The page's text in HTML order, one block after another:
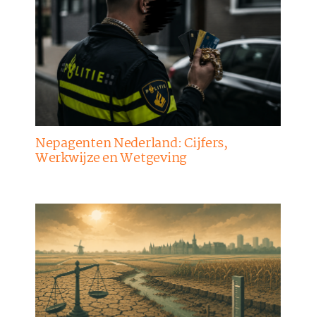
Nepagenten Nederland: Cijfers,
Werkwijze en Wetgeving